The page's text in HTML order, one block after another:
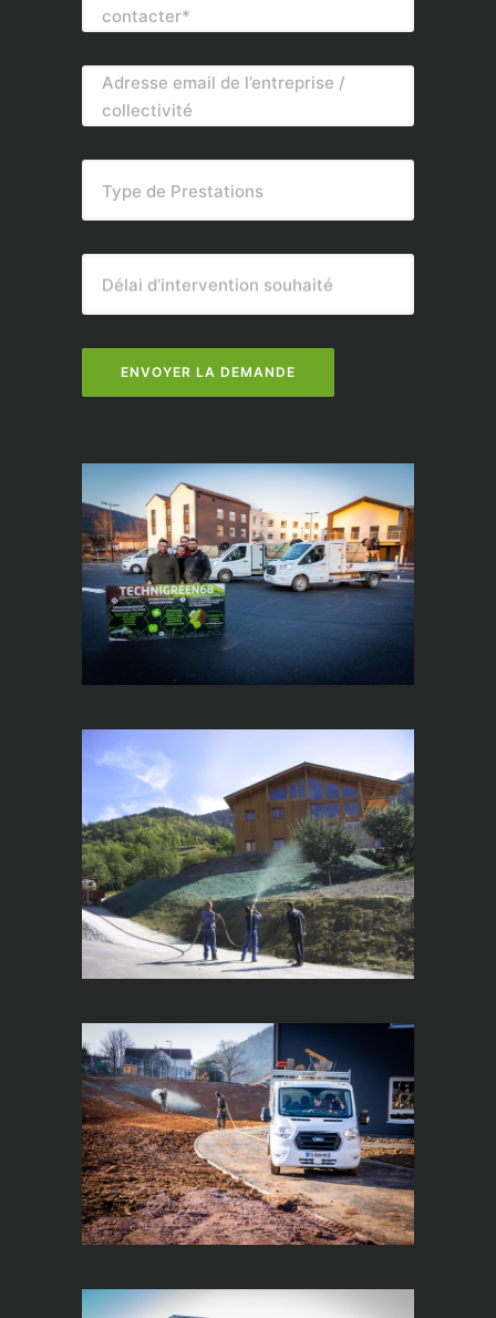
contacter*
Adresse email de l’entreprise /
collectivité
Type de Prestations
Délai d’intervention souhaité